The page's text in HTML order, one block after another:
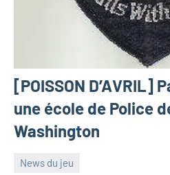
[POISSON D’AVRIL]
une école de Police
Washington
News du jeu